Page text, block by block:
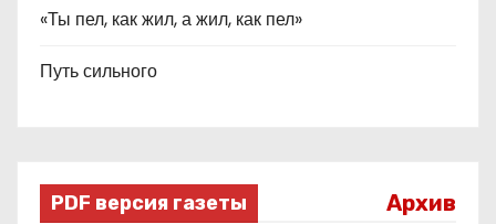
«Ты пел, как жил, а жил, как пел»
Путь сильного
PDF версия газеты Архив